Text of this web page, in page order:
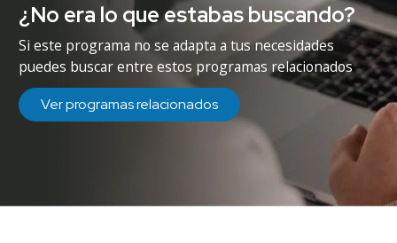
¿No era lo que estabas buscando?
Si este programa no se adapta a tus necesidades
puedes buscar entre estos programas relacionados
Ver programas relacionados